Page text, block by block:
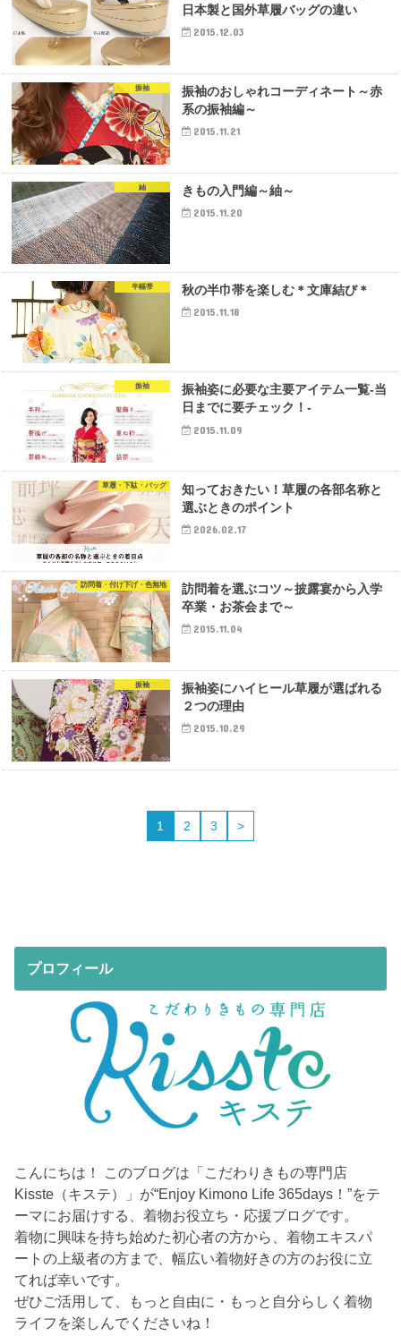
日本製と国外草履バッグの違い
2015.12.03
振袖
振袖のおしゃれコーディネート～赤
系の振袖編～
2015.11.21
紬 きもの入門編～紬～
2015.11.20
半幅帯 秋の半巾帯を楽しむ＊文庫結び＊
2015.11.18
振袖
振袖姿に必要な主要アイテム一覧-当
日までに要チェック！-
2015.11.09
草履・下駄・バッグ
知っておきたい！草履の各部名称と
選ぶときのポイント
2026.02.17
訪問着・付け下げ・色無地
訪問着を選ぶコツ～披露宴から入学
卒業・お茶会まで～
2015.11.04
振袖
振袖姿にハイヒール草履が選ばれる
２つの理由
2015.10.29
1 2 3 >
プロフィール
こんにちは！ このブログは「こだわりきもの専門店
Kisste（キステ）」が“Enjoy Kimono Life 365days！”をテ
ーマにお届けする、着物お役立ち・応援ブログです。
着物に興味を持ち始めた初心者の方から、着物エキスパ
ートの上級者の方まで、幅広い着物好きの方のお役に立
てれば幸いです。
ぜひご活用して、もっと自由に・もっと自分らしく着物
ライフを楽しんでくださいね！